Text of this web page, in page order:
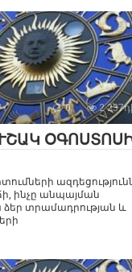
0 2
ինչը անպայման
տրամադրության և